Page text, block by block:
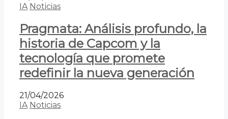
IA Noticias
Pragmata: Análisis profundo, la
historia de Capcom y la
tecnología que promete
redefinir la nueva generación
21/04/2026
IA Noticias